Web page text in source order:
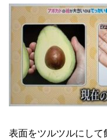
表面をツルツルにして